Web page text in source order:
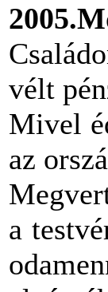
vélt
Mivel
az
a